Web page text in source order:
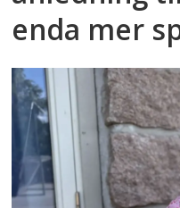
enda mer